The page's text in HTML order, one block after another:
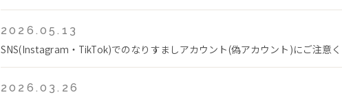
2026.05.13
SNS(Instagram・TikTok)でのなりすましアカウント(偽アカウント)にご注意
2026.03.26